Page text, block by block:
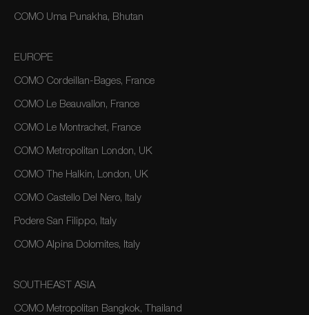
COMO Uma Punakha, Bhutan
EUROPE
COMO Cordeillan-Bages, France
COMO Le Beauvallon, France
COMO Le Montrachet, France
COMO Metropolitan London, UK
COMO The Halkin, London, UK
COMO Castello Del Nero, Italy
Podere San Filippo, Italy
COMO Alpina Dolomites, Italy
SOUTHEAST ASIA
COMO Metropolitan Bangkok, Thailand